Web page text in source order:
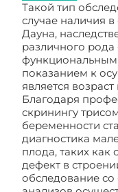
Такой тип
случае наличия
Дауна,
различного
функциональным
показанием к
является
Благодаря
скринингу
беременности
диагностика
плода, таких
дефект в
обследование